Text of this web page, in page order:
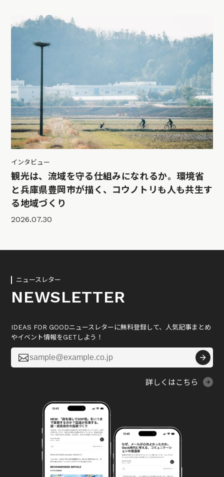
インタビュー
観光は、流域を守る仕組みになれるか。環境省
と兵庫県豊岡市が描く、コウノトリも人も共生す
る地域づくり
2026.07.30
ニュースレター
NEWSLETTER
IDEAS FOR GOODニュースレターに無料登録して、人気記事まとめ
やイベント情報をGETしよう！

詳しくはこちら